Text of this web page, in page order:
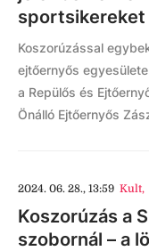
sportsikereket
Koszorúzással
ejtőernyős
a Repülős és
Önálló Ejtőernyős
2024. 06. 28., 13:59 Kult,
Koszorúzás a
szobornál – a